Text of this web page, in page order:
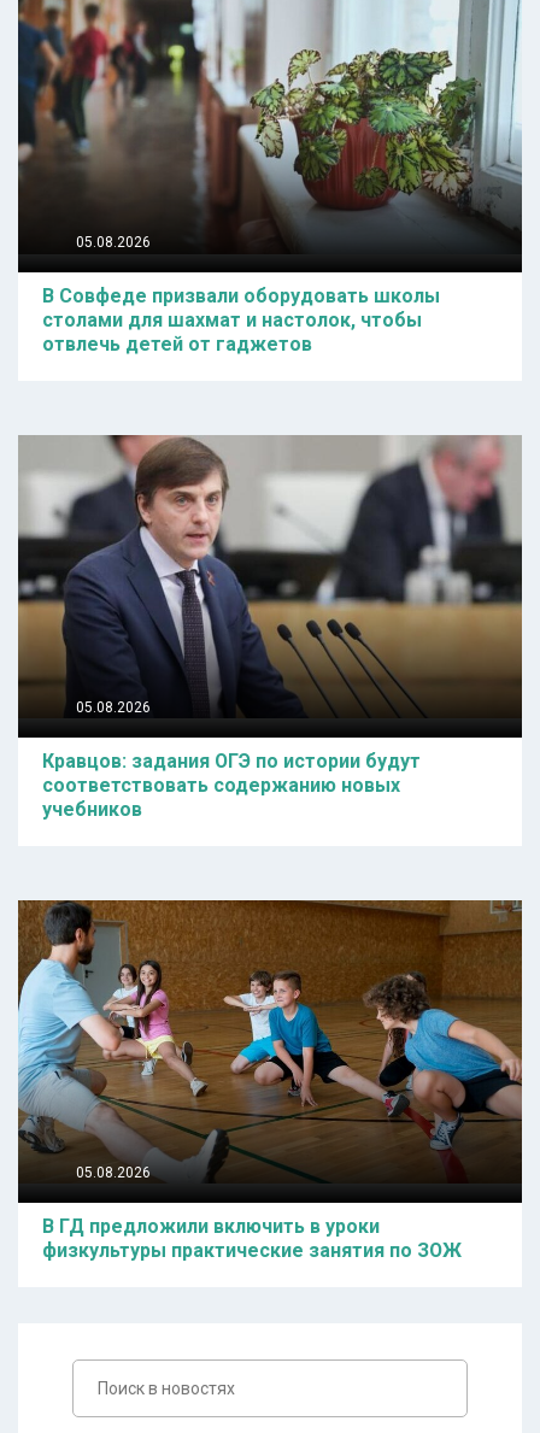
05.08.2026
В Совфеде призвали оборудовать школы
столами для шахмат и настолок, чтобы
отвлечь детей от гаджетов
05.08.2026
Кравцов: задания ОГЭ по истории будут
соответствовать содержанию новых
учебников
05.08.2026
В ГД предложили включить в уроки
физкультуры практические занятия по ЗОЖ